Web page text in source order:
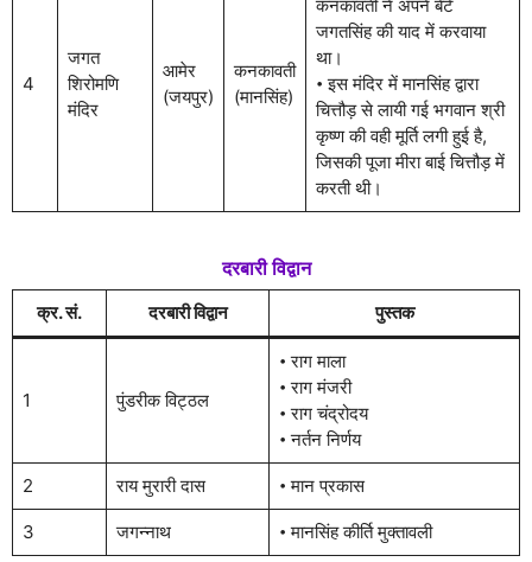
4
जगत
शिरोमणि
मंदिर
आमेर
(जयपुर)
कनकावती
(मानसिंह)
कनकावती ने अपने बेटे
जगतसिंह की याद में करवाया
था।
𑇐 इस मंदिर में मानसिंह द्वारा
चित्तौड़ से लायी गई भगवान श्री
कृष्ण की वही मूर्ति लगी हुई है,
जिसकी पूजा मीरा बाई चित्तौड़ में
करती थी।
दरबारी विद्वान
क्र. सं. दरबारी विद्वान पुस्तक
1 पुंडरीक विट्ठल
𑇐 राग माला
𑇐 राग मंजरी
𑇐 राग चंद्रोदय
𑇐 नर्तन निर्णय
2 राय मुरारी दास 𑇐 मान प्रकास
3 जगन्नाथ 𑇐 मानसिंह कीर्ति मुक्तावली